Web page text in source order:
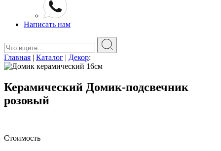
Написать нам
Главная | Каталог | Декор:
Керамический Домик-подсвечник
розовый
Стоимость